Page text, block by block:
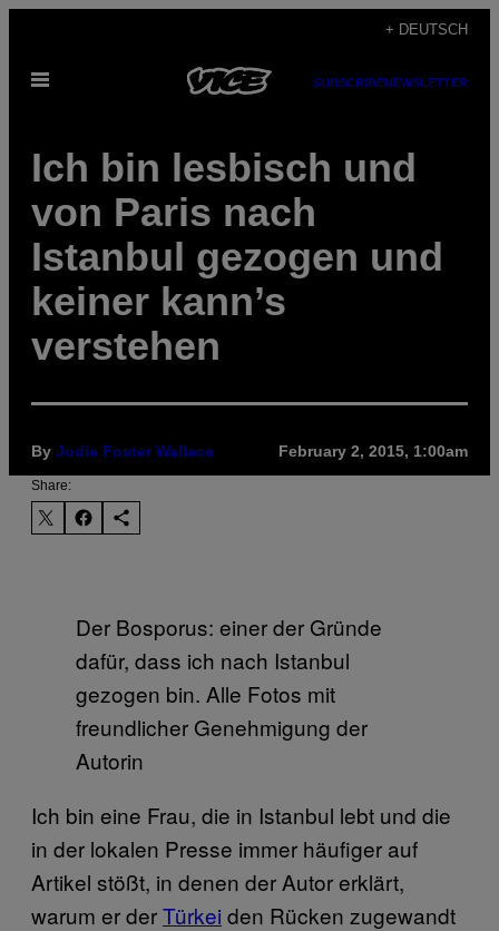
content
+ DEUTSCH
Open
SUBSCRIBENEWSLETTER
Ich bin lesbisch und
von Paris nach
Istanbul gezogen und
keiner kann’s
verstehen
By Jodie Foster Wallace February 2, 2015, 1:00am
Share:
Der Bosporus: einer der Gründe
dafür, dass ich nach Istanbul
gezogen bin. Alle Fotos mit
freundlicher Genehmigung der
Autorin
Ich bin eine Frau, die in Istanbul lebt und die
in der lokalen Presse immer häufiger auf
Artikel stößt, in denen der Autor erklärt,
warum er derTürkei den Rücken zugewandt